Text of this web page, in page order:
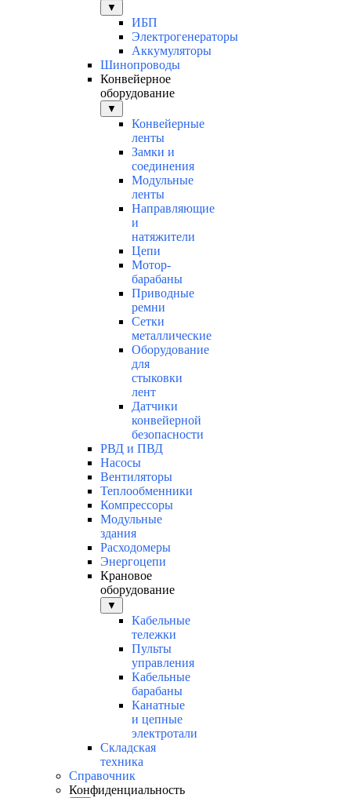
▼
ИБП
Электрогенераторы
Аккумуляторы
Шинопроводы
Конвейерное
оборудование
▼
Конвейерные
ленты
Замки и
соединения
Модульные
ленты
Направляющие
и
натяжители
Цепи
Мотор-
барабаны
Приводные
ремни
Сетки
металлические
Оборудование
для
стыковки
лент
Датчики
конвейерной
безопасности
РВД и ПВД
Насосы
Вентиляторы
Теплообменники
Компрессоры
Модульные
здания
Расходомеры
Энергоцепи
Крановое
оборудование
▼
Кабельные
тележки
Пульты
управления
Кабельные
барабаны
Канатные
и цепные
электротали
Складская
техника
Справочник
Конфиденциальность